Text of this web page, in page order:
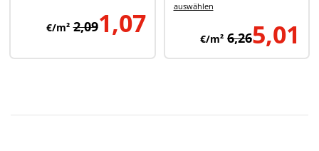
1,07
€/m² 2,09
auswählen
5,01
€/m² 6,26